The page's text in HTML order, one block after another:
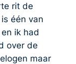
rit de
één van
ik had
over de
maar